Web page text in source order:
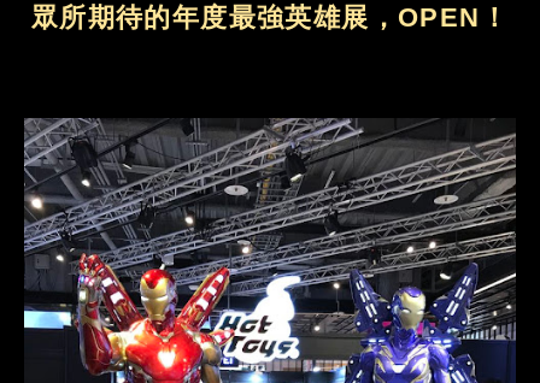
眾所期待的年度最強英雄展，OPEN！